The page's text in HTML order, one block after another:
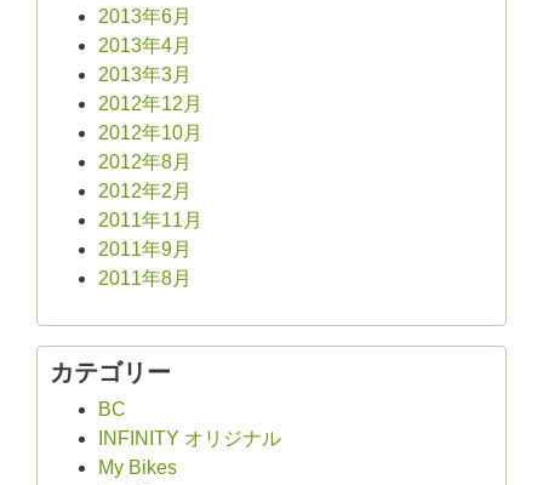
2013年6月
2013年4月
2013年3月
2012年12月
2012年10月
2012年8月
2012年2月
2011年11月
2011年9月
2011年8月
カテゴリー
BC
INFINITY オリジナル
My Bikes